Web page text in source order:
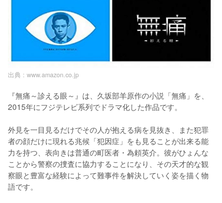
出典 : www.amazon.co.jp
『無痛～診える眼～』は、久坂部羊原作の小説「無痛」を、
2015年にフジテレビ系列でドラマ化した作品です。
外見を一目見るだけでその人が抱える病を見抜き、また犯罪
者の顔だけに現れる兆候「犯因症」をも見ることが出来る能
力を持つ、表向きは普通の町医者・為頼英介。彼がひょんな
ことから警察の捜査に協力することになり、その天才的な観
察眼と豊富な経験によって難事件を解決していく姿を描く物
語です。